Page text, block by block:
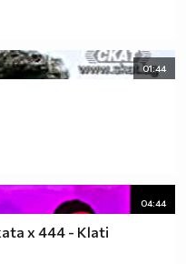
01:44
04:44
x 444 - Klati